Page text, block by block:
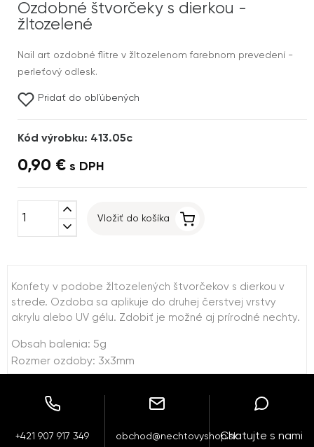
Ozdobné štvorčeky s dierkou -
žltozelené
Nail art ozdobné flitre v žltozelenom farebnom prevedení -
perleťový odlesk.
Pridať do obľúbených
Kód výrobku: 413.05c
0,90 € s DPH
expand_less
expand_more
Vložiť do košíka
Konfety v podobe žltozelených štvorčekov s dierkou v
strede. Ozdoba sa aplikuje do druhej čerstvej vrstvy
akrylu alebo UV gélu. Zdobiť je možné aj prírodné nechty.
Obsah balenia: 5g
Rozmer ozdoby: 3x3mm
+421 907 917 349 obchod@nechtovyshop.skChatujte s nami